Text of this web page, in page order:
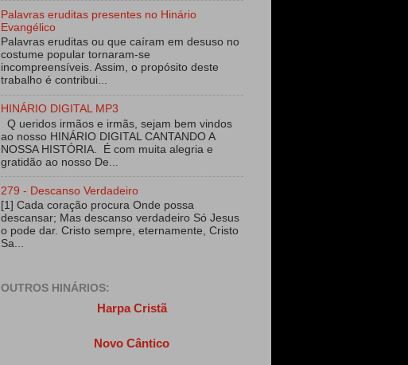
Palavras eruditas presentes no Hinário
Evangélico
Palavras eruditas ou que caíram em desuso no
costume popular tornaram-se
incompreensíveis. Assim, o propósito deste
trabalho é contribui...
HINÁRIO DIGITAL MP3
Q ueridos irmãos e irmãs, sejam bem vindos
ao nosso HINÁRIO DIGITAL CANTANDO A
NOSSA HISTÓRIA. É com muita alegria e
gratidão ao nosso De...
279 - Descanso Verdadeiro
[1] Cada coração procura Onde possa
descansar; Mas descanso verdadeiro Só Jesus
o pode dar. Cristo sempre, eternamente, Cristo
Sa...
OUTROS HINÁRIOS:
Harpa Cristã
Novo Cântico